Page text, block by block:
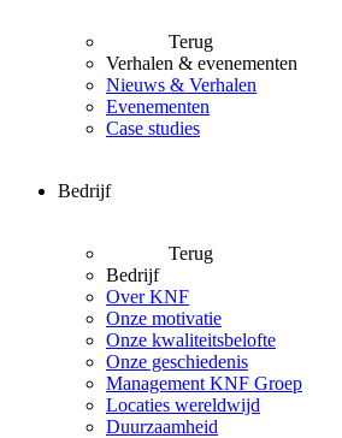
Terug
Verhalen & evenementen
Nieuws & Verhalen
Evenementen
Case studies
Bedrijf
Terug
Bedrijf
Over KNF
Onze motivatie
Onze kwaliteitsbelofte
Onze geschiedenis
Management KNF Groep
Locaties wereldwijd
Duurzaamheid